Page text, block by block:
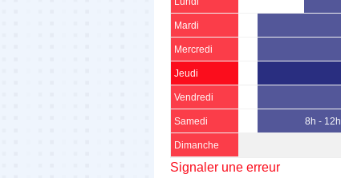
Mardi
Mercredi
Jeudi
Vendredi
Samedi 8h - 12h
Dimanche
Signaler une erreur